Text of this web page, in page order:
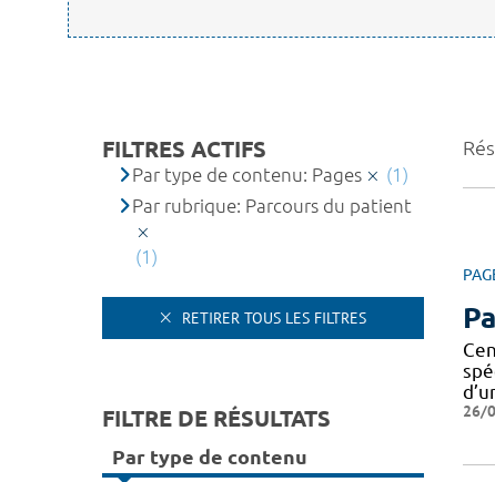
26/
FILTRES ACTIFS
Par type de contenu: Pages
(1)
Par rubrique: Parcours du patient
(1)
RETIRER TOUS LES FILTRES
FILTRE DE RÉSULTATS
Par type de contenu